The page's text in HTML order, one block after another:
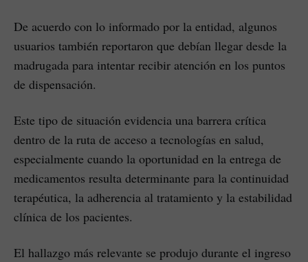
De acuerdo con lo informado por la entidad, algunos
usuarios también reportaron que debían llegar desde la
madrugada para intentar recibir atención en los puntos
de dispensación.
Este tipo de situación evidencia una barrera crítica
dentro de la ruta de acceso a tecnologías en salud,
especialmente cuando la oportunidad en la entrega de
medicamentos resulta determinante para la continuidad
terapéutica, la adherencia al tratamiento y la estabilidad
clínica de los pacientes.
El hallazgo más relevante se produjo durante el ingreso